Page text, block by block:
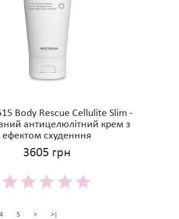
Body Rescue Cellulite Slim -
антицелюлітний крем з
ефектом схуденння
3605 грн
4 5 > >|